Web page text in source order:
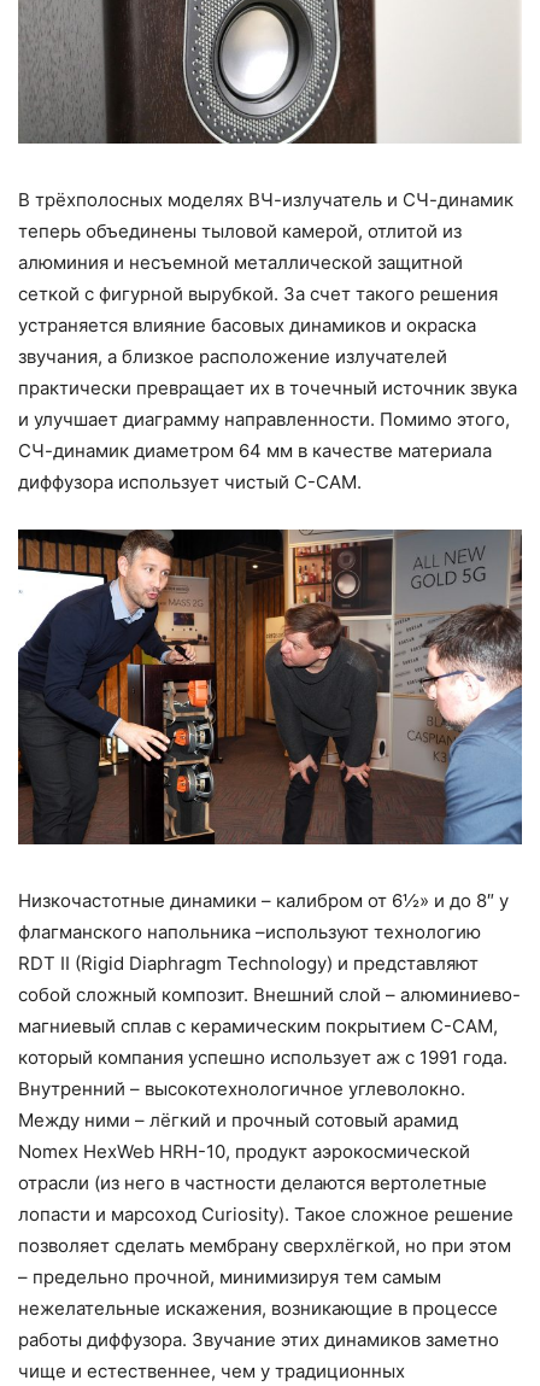
В трёхполосных моделях ВЧ-излучатель и СЧ-динамик
теперь объединены тыловой камерой, отлитой из
алюминия и несъемной металлической защитной
сеткой с фигурной вырубкой. За счет такого решения
устраняется влияние басовых динамиков и окраска
звучания, а близкое расположение излучателей
практически превращает их в точечный источник звука
и улучшает диаграмму направленности. Помимо этого,
СЧ-динамик диаметром 64 мм в качестве материала
диффузора использует чистый C-CAM.
Низкочастотные динамики – калибром от 6½» и до 8″ у
флагманского напольника –используют технологию
RDT II (Rigid Diaphragm Technology) и представляют
собой сложный композит. Внешний слой – алюминиево-
магниевый сплав с керамическим покрытием C-CAM,
который компания успешно использует аж с 1991 года.
Внутренний – высокотехнологичное углеволокно.
Между ними – лёгкий и прочный сотовый арамид
Nomex HexWeb HRH-10, продукт аэрокосмической
отрасли (из него в частности делаются вертолетные
лопасти и марсоход Curiosity). Такое сложное решение
позволяет сделать мембрану сверхлёгкой, но при этом
– предельно прочной, минимизируя тем самым
нежелательные искажения, возникающие в процессе
работы диффузора. Звучание этих динамиков заметно
чище и естественнее, чем у традиционных